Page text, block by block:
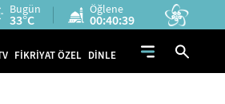
Bugün
33°C
Öğlene
00:40:39
FİKRİYAT ÖZEL DİNLE